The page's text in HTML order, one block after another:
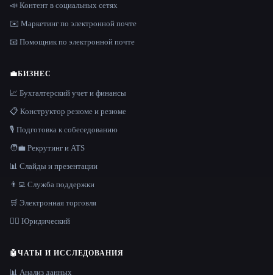
📣 Контент в социальных сетях
✉️ Маркетинг по электронной почте
📧 Помощник по электронной почте
💼БИЗНЕС
📈 Бухгалтерский учет и финансы
📋 Конструктор резюме и резюме
🎙️ Подготовка к собеседованию
🧑‍💼 Рекрутинг и ATS
📊 Слайды и презентации
👨‍💻 Служба поддержки
🛒 Электронная торговля
👩‍⚖️ Юридический
🤖ЧАТЫ И ИССЛЕДОВАНИЯ
📊 Анализ данных